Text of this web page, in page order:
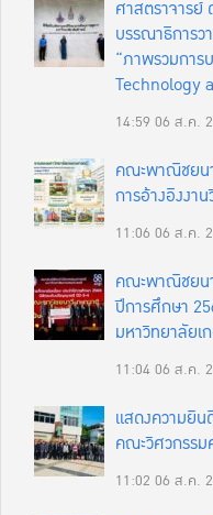
ศาสตราจารย์
บรรณาธิการว
“ภาพรวมการ
Technology
14:59 06 ส.ค.
คณะพาณิชยน
การอ้างอิงงา
11:06 06 ส.ค.
คณะพาณิชยน
ปีการศึกษา
มหาวิทยาลัยเ
11:0406 ส.ค.
แสดงความยิ
คณะวิศวกรร
11:02 06 ส.ค.